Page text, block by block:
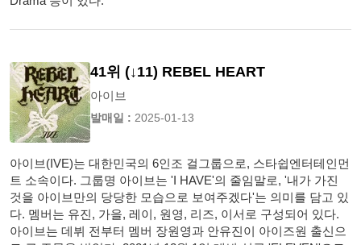
41위 (↓11) REBEL HEART
아이브
발매일 : 2025-01-13
아이브(IVE)는 대한민국의 6인조 걸그룹으로, 스타쉽엔터테인먼
트 소속이다. 그룹명 아이브는 'I HAVE'의 줄임말로, '내가 가진
것을 아이브만의 당당한 모습으로 보여주겠다'는 의미를 담고 있
다. 멤버는 유진, 가을, 레이, 원영, 리즈, 이서로 구성되어 있다.
아이브는 데뷔 전부터 멤버 장원영과 안유진이 아이즈원 출신으